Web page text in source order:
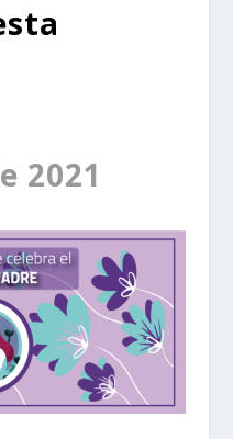
2021